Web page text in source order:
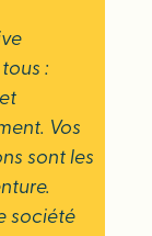
:
Vos
sont les
société